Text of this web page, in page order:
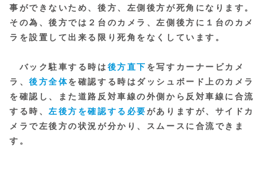
事ができないため、後方、左側後方が死角になります。
その為、後方では２台のカメラ、左側後方に１台のカメ
ラを設置して出来る限り死角をなくしています。
バック駐車する時は後方直下 を写すカーナービカメ
ラ、後方全体を確認する時はダッシュボード上のカメラ
を確認し、また道路反対車線の外側から反対車線に合流
する時、左後方を確認する必要がありますが、サイドカ
メラで左後方の状況が分かり、スムースに合流できま
す。